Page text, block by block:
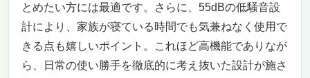
とめたい方には最適です。さらに、55dBの低騒音設
計により、家族が寝ている時間でも気兼ねなく使用で
きる点も嬉しいポイント。これほど高機能でありなが
ら、日常の使い勝手を徹底的に考え抜いた設計が施さ